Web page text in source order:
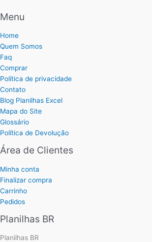
Menu
Home
Quem Somos
Faq
Comprar
Política de privacidade
Contato
Blog Planilhas Excel
Mapa do Site
Glossário
Política de Devolução
Área de Clientes
Minha conta
Finalizar compra
Carrinho
Pedidos
Planilhas BR
Planilhas BR